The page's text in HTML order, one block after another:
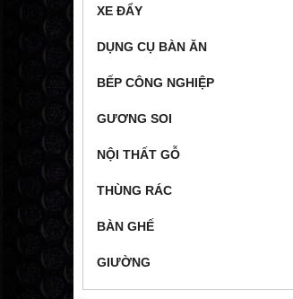
XE ĐẨY
DỤNG CỤ BÀN ĂN
BẾP CÔNG NGHIỆP
GƯƠNG SOI
NỘI THẤT GỖ
THÙNG RÁC
BÀN GHẾ
GIƯỜNG